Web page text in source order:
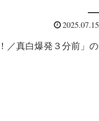
2025.07.15
／真白爆発３分前」の